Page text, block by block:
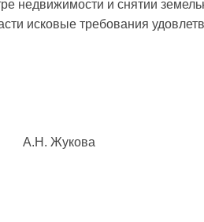
и снятии
исковые требования